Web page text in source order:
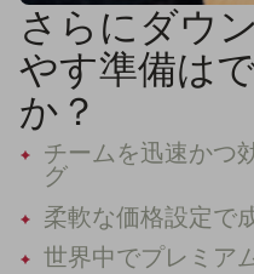
さらにダウ
やす準備は
か？
チームを迅速かつ
グ
柔軟な価格設定で
世界中でプレミア